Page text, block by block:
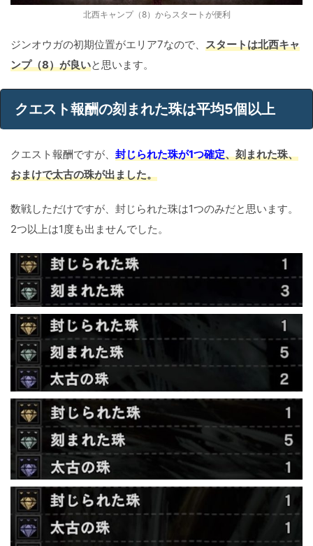
北西キャンプ（8）からスタートが便利
ジンオウガの初期位置がエリア7なので、 スタートは北西キャ
ンプ（8）が良いと思います。
クエスト報酬の刻まれた珠は平均5個以上
クエスト報酬ですが、 封じられた珠が1つ確定、刻まれた珠、
おまけで太古の珠が出ました。
数戦しただけですが、封じられた珠は1つのみだと思います。
2つ以上は1度も出ませんでした。